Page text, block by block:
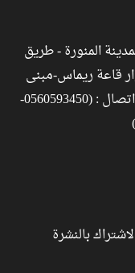
المنورة - طريق
قاعة ريماس-مبنى
مدار المملكة للأعمال للتواصل واتساب او اتصال : (0560593450-
بالنشرة